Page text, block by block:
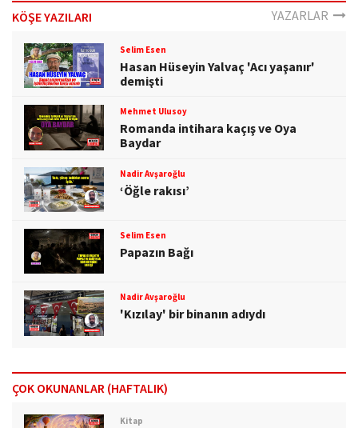
o
KÖŞE YAZILARI YAZARLAR
Selim Esen
Hasan Hüseyin Yalvaç 'Acı yaşanır'
demişti
Mehmet Ulusoy
Romanda intihara kaçış ve Oya
Baydar
Nadir Avşaroğlu
‘Öğle rakısı’
Selim Esen
Papazın Bağı
Nadir Avşaroğlu
'Kızılay' bir binanın adıydı
ÇOK OKUNANLAR (HAFTALIK)
Kitap